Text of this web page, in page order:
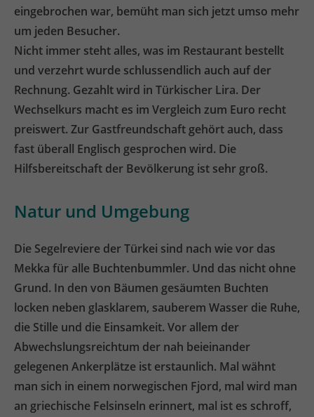
eingebrochen war, bemüht man sich jetzt umso mehr
um jeden Besucher.
Nicht immer steht alles, was im Restaurant bestellt
und verzehrt wurde schlussendlich auch auf der
Rechnung. Gezahlt wird in Türkischer Lira. Der
Wechselkurs macht es im Vergleich zum Euro recht
preiswert. Zur Gastfreundschaft gehört auch, dass
fast überall Englisch gesprochen wird. Die
Hilfsbereitschaft der Bevölkerung ist sehr groß.
Natur und Umgebung
Die Segelreviere der Türkei sind nach wie vor das
Mekka für alle Buchtenbummler. Und das nicht ohne
Grund. In den von Bäumen gesäumten Buchten
locken neben glasklarem, sauberem Wasser die Ruhe,
die Stille und die Einsamkeit. Vor allem der
Abwechslungsreichtum der nah beieinander
gelegenen Ankerplätze ist erstaunlich. Mal wähnt
man sich in einem norwegischen Fjord, mal wird man
an griechische Felsinseln erinnert, mal ist es schroff,